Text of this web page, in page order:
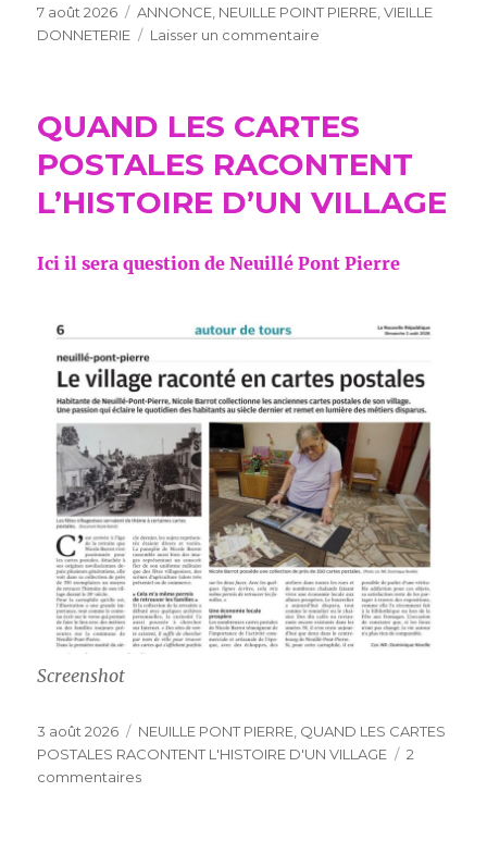
Publié
le
7 août 2026 Catégories
ANNONCE NEUILLE POINT PIERRE ,VIEILLE
DONNETERIE
Laisser un commentaire
QUAND LES CARTES
POSTALES RACONTENT
L’HISTOIRE D’UN VILLAGE
Ici il sera question de Neuillé Pont Pierre
Screenshot
Publié
le
3 août 2026 Catégories
NEUILLE PONT PIERRE QUAND LES CARTES
POSTALES RACONTENT L'HISTOIRE D'UN VILLAGE
2
commentairessur